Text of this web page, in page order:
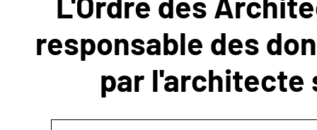
responsable des
par l'architecte